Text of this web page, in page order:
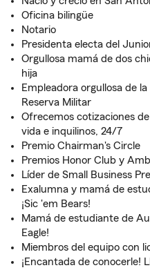
Oficina bilingüe
Notario
Presidenta electa del
Orgullosa mamá de dos
hija
Empleadora orgullosa de
Reserva Militar
Ofrecemos cotizaciones
vida e inquilinos, 24/7
Premio Chairman's Circle
Premios Honor Club y
Líder de Small Business
Exalumna y mamá de
¡Sic 'em Bears!
Mamá de estudiante de
Eagle!
Miembros del equipo con
¡Encantada de conocerle!